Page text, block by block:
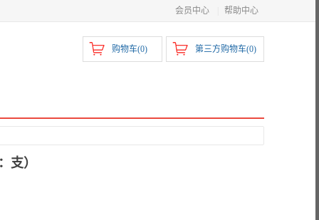
会员中心 帮助中心
第三方购物车(0)
购物车(0)
支）